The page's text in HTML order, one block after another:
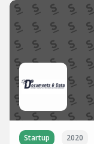
Startup 2020